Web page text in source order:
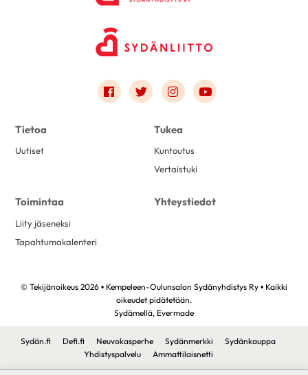
Link to facebook
Link to twitter
Link to instagram
Link to youtube
Tietoa
Uutiset
Tukea
Kuntoutus
Vertaistuki
Toimintaa
Liity jäseneksi
Tapahtumakalenteri
Yhteystiedot
© Tekijänoikeus 2026 • Kempeleen-Oulunsalon Sydänyhdistys Ry • Kaikki
oikeudet pidätetään.
Sydämellä, Evermade
Sydän.fi Defi.fi Neuvokasperhe Sydänmerkki
Sydänkauppa
Yhdistyspalvelu
Ammattilaisnetti